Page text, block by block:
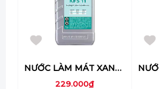
NƯỚC LÀM MÁT XANH LIQUI MOLY KFS 11- 1380
229.000₫